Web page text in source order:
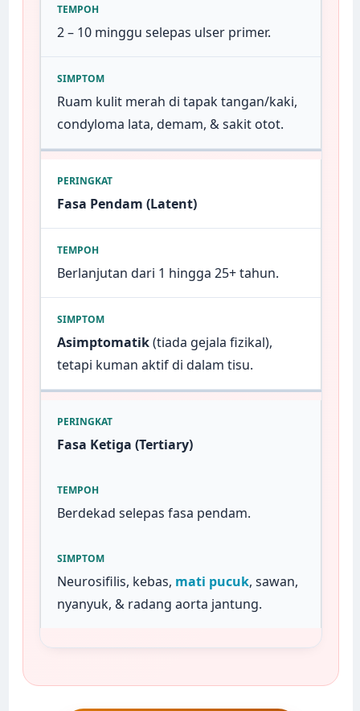
2 – 10 minggu selepas ulser primer.
Ruam kulit merah di tapak tangan/kaki,
condyloma lata, demam, & sakit otot.
Fasa Pendam (Latent)
Berlanjutan dari 1 hingga 25+ tahun.
Asimptomatik(tiada gejala fizikal),
tetapi kuman aktif di dalam tisu.
Fasa Ketiga (Tertiary)
Berdekad selepas fasa pendam.
Neurosifilis, kebas, mati pucuk, sawan,
nyanyuk, & radang aorta jantung.